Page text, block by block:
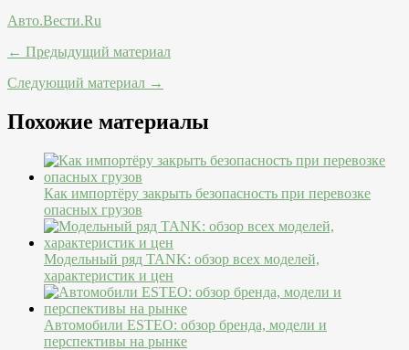
Авто.Вести.Ru
← Предыдущий материал
Следующий материал →
Похожие материалы
Как импортёру закрыть безопасность при перевозке
опасных грузов
Модельный ряд TANK: обзор всех моделей,
характеристик и цен
Автомобили ESTEO: обзор бренда, модели и
перспективы на рынке